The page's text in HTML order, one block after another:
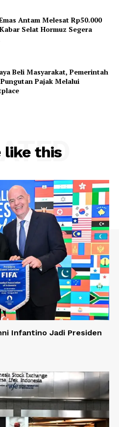
Antam Melesat Rp50.000
Selat Hormuz Segera
Beli Masyarakat, Pemerintah
Pajak Melalui
like this
Infantino Jadi Presiden